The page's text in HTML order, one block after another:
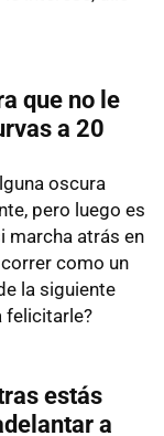
que no le
a 20
oscura
pero luego es
marcha atrás en
como un
la siguiente
felicitarle?
estás
a